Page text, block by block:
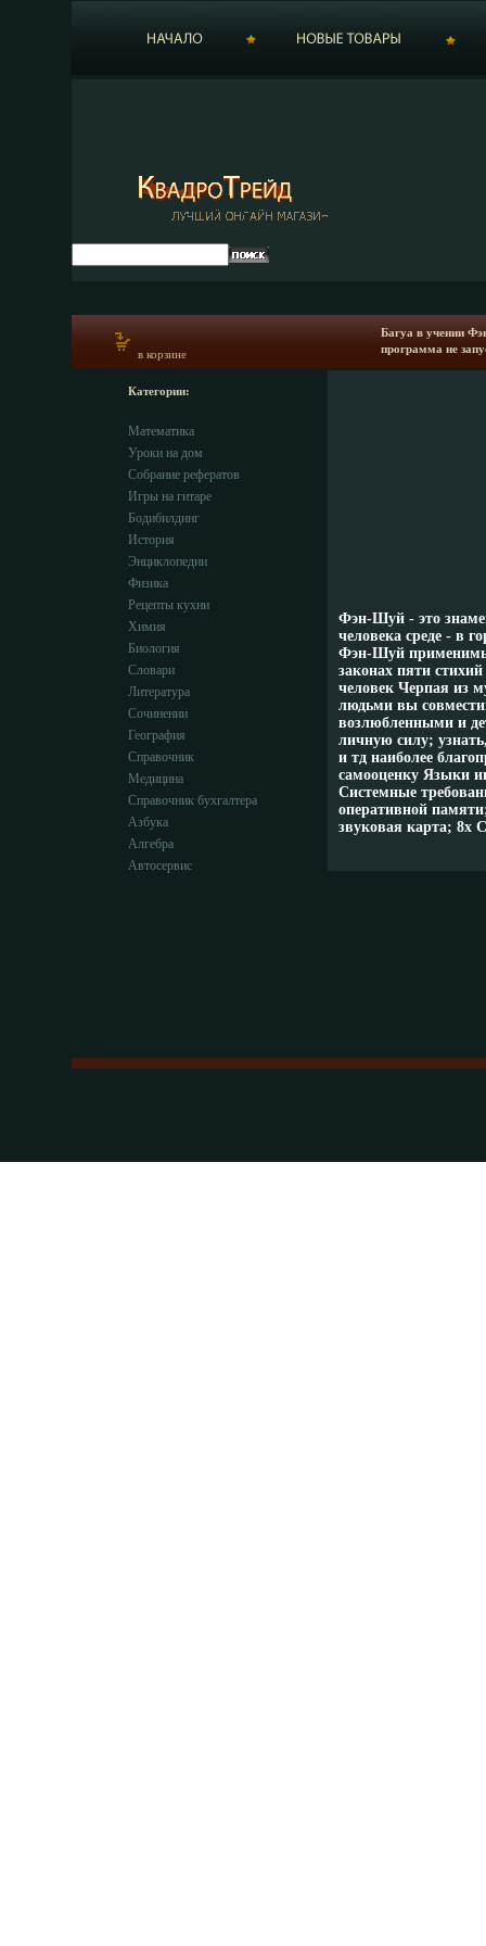
в корзине
Багуа в учении
программа не
Категории:
Математика
Уроки на дом
Собрание рефератов
Игры на гитаре
Бодибилдинг
История
Энциклопедии
Физика
Рецепты кухни
Химия
Биология
Словари
Литература
Сочинении
География
Справочник
Медицина
Справочник бухгалтера
Азбука
Алгебра
Автосервис
Фэн-Шуй - это
человека среде - в
Фэн-Шуй
законах пяти
человек Черпая из
людьми вы
возлюбленными и
личную силу;
и тд наиболее
самооценку Языки
Системные
оперативной
звуковая карта; 8х